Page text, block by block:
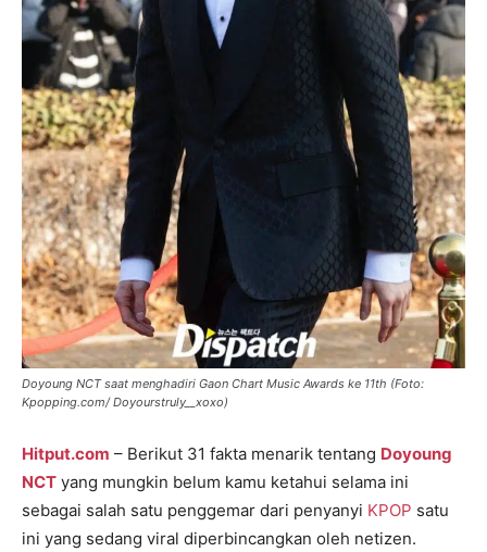
Doyoung NCT saat menghadiri Gaon Chart Music Awards ke 11th (Foto:
Kpopping.com/ Doyourstruly__xoxo)
Hitput.com – Berikut 31 fakta menarik tentang Doyoung
NCT yang mungkin belum kamu ketahui selama ini
sebagai salah satu penggemar dari penyanyi KPOP satu
ini yang sedang viral diperbincangkan oleh netizen.